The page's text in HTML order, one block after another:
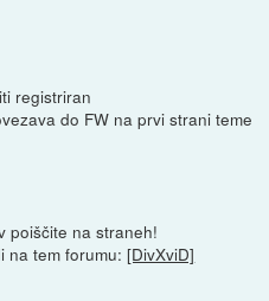
registriran
do FW na prvi strani teme
poiščite na straneh!
na tem forumu:[DivXviD]